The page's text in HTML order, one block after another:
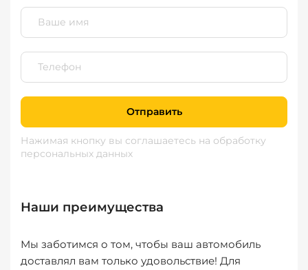
Отправить
Нажимая кнопку вы соглашаетесь на обработку
персональных данных
Наши преимущества
Мы заботимся о том, чтобы ваш автомобиль
доставлял вам только удовольствие! Для